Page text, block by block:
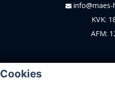
Cookies
KVK:
AFM:
Sitemap